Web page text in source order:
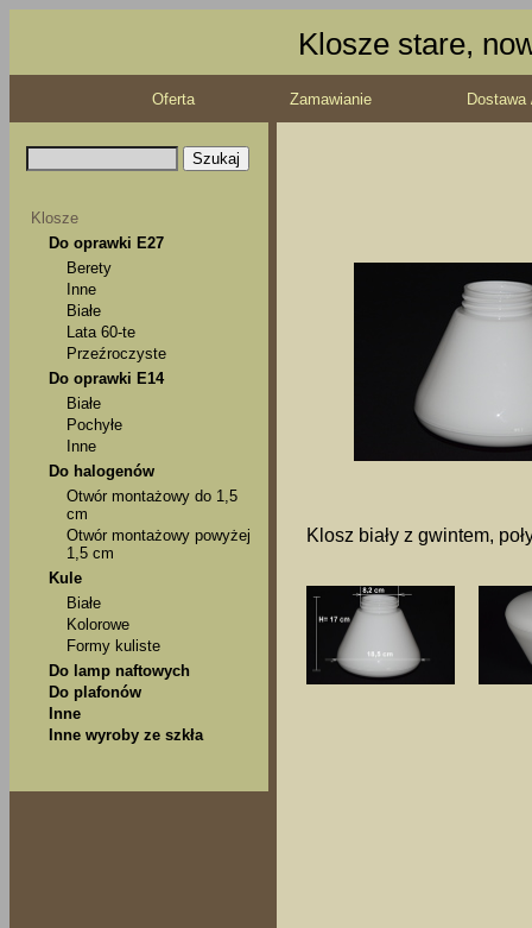
Klosze stare,
Oferta Zamawianie
Klosze
Do oprawki E27
Berety
Inne
Białe
Lata 60-te
Przeźroczyste
Do oprawki E14
Białe
Pochyłe
Inne
Do halogenów
Otwór montażowy do 1,5
cm
Otwór montażowy powyżej
1,5 cm
Kule
Białe
Kolorowe
Formy kuliste
Do lamp naftowych
Do plafonów
Inne
Inne wyroby ze szkła
Klosz biały z gwintem,